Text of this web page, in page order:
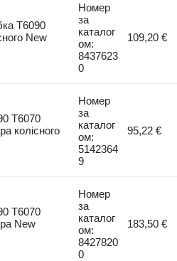
T6090
New
Номер
за
каталог
ом:
8437623
0
109,20 €
Т6070
колісного
Номер
за
каталог
ом:
5142364
9
95,22 €
Т6070
New
Номер
за
каталог
ом:
8427820
0
183,50 €